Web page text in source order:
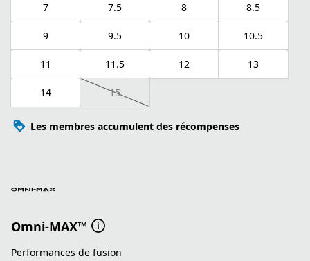
7 7.5 8 8.5
9 9.5 10 10.5
11 11.5 12 13
14 15
Les membres accumulent des récompenses
Omni-MAX™
Performances de fusion